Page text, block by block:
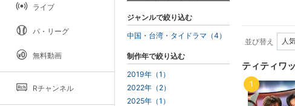
ライブ
パ・リーグ
無料動画
Rチャンネル
並び替え
ティティワ
1
ジャンルで絞り込む
中国・台湾・タイドラマ（4）
制作年で絞り込む
2019年（1）
2022年（2）
2025年（1）